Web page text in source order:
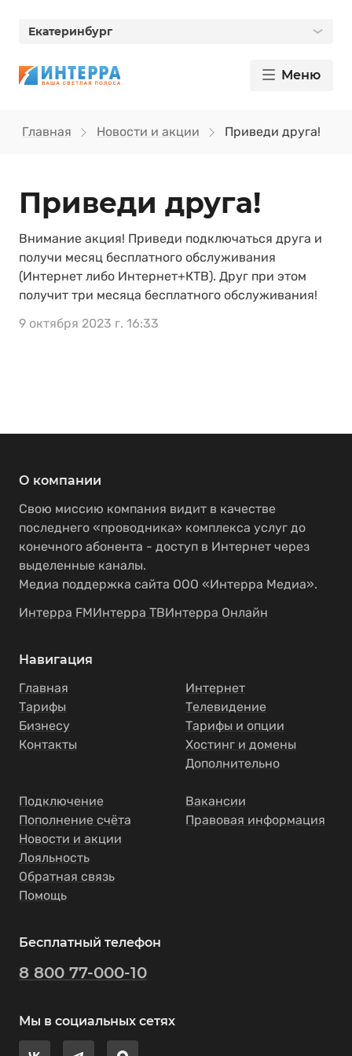
Екатеринбург
Меню
Главная Новости и акции Приведи друга!
Приведи друга!
Внимание акция! Приведи подключаться друга и
получи месяц бесплатного обслуживания
(Интернет либо Интернет+КТВ). Друг при этом
получит три месяца бесплатного обслуживания!
9 октября 2023 г. 16:33
О компании
Свою миссию компания видит в качестве
последнего «проводника» комплекса услуг до
конечного абонента - доступ в Интернет через
выделенные каналы.
Медиа поддержка сайта ООО «Интерра Медиа».
Интерра FMИнтерра ТВИнтерра Онлайн
Навигация
Главная
Тарифы
Бизнесу
Контакты
Интернет
Телевидение
Тарифы и опции
Хостинг и домены
Дополнительно
Подключение
Пополнение счёта
Новости и акции
Лояльность
Обратная связь
Помощь
Вакансии
Правовая информация
Бесплатный телефон
8 800 77-000-10
Мы в социальных сетях